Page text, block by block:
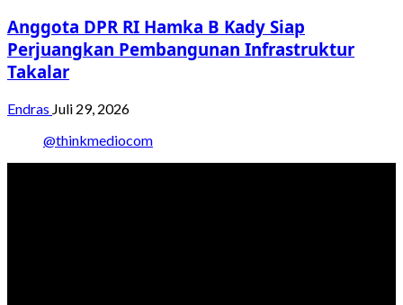
Anggota DPR RI Hamka B Kady Siap
Perjuangkan Pembangunan Infrastruktur
Takalar
Endras Juli 29, 2026
@thinkmediocom